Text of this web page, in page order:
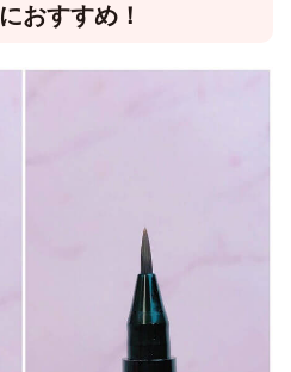
おすすめ！